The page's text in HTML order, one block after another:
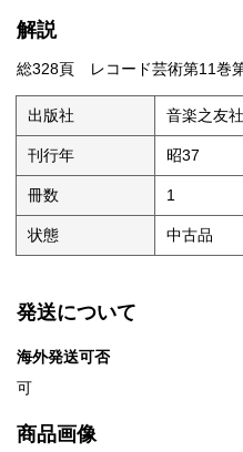
解説
総328頁 レコード芸術第11巻
出版社 音楽之友社
刊行年 昭37
冊数 1
状態 中古品
発送について
海外発送可否
可
商品画像